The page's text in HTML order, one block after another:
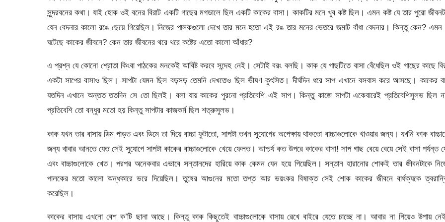
সুন্দরবনের কথা। যাই হোক ওই বনের বিরাট একটি গাছের মগডালে ছিল একটি কাকের বাসা। কাকটির মনে খুব কষ্ট ছিল। এমন কষ্ট যে তার পুরো
যেন বেদনার কালো রঙে ছেয়ে গিয়েছিল। নিজের পালকগুলো দেখে তার মনে হতো এই রঙ তার মনের ভেতরে জমাট বাঁধা বেদনার। কিন্তু কেন? এমন
ঘটেছে কাকের জীবনে? কেন তার জীবনের থরে থরে কষ্টের এতো কালো আঁধার?
এ প্রশ্ন যে কোনো শ্রোতা কিংবা পাঠকের মনকেই আবিষ্ট করবে সন্দেহ নেই। সেটাই বরং বলছি। কাক যে গাছটিতে বাসা বেঁধেছিল ওই গাছের কাছে
একটা সাপের বাসাও ছিল। সাপটা যেমন ছিল বড়সড় তেমনি দেখতেও ছিল ভীষণ কুৎসিত। দীর্ঘদিন ধরে সাপ এখানে বসবাস করে আসছে। কাকের
যতদিন এখানে অন্তত ততদিন সে তো ছিলই। বলা যায় কাকের পুরনো প্রতিবেশি এই সাপ। কিন্তু কাজে সাপটা একেবারেই প্রতিবেশিসুলভ ছিল
প্রতিবেশি তো বন্ধুর মতো হয় কিন্তু সাপটার কাজকর্ম ছিল শত্রুসুলভ।
কাক যখন তার বাসায় ডিম পাড়ত এবং ডিমে তা দিয়ে বাচ্চা ফুটাতো, সাপটা তখন সুযোগের অপেক্ষায় থাকতো বাচ্চাগুলোকে খাওয়ার জন্য। যখনি কাক
জন্য খাবার আনতে যেত সেই সুযোগে সাপটা কাকের বাচ্চাগুলোকে খেয়ে ফেলত। আশ্চর্য কত উপরে কাকের বাসা! সাপ গাছ বেয়ে বেয়ে সেই বাসা পর্যন্ত
এবং বাচ্চাগুলোকে খেত। পরপর অনেকবার এভাবে সন্তানদের হারিয়ে কাক কেমন যেন হয়ে গিয়েছিল। সন্তান হারানোর শোকই তার জীবনটাকে
পালকের মতো কালো অন্ধকারে ভরে দিয়েছিল। তুষের আগুনের মতো তপ্ত আর ভয়ংকর বিষাক্ত সেই শোক কাকের জীবনে বার্ধক্যকে
করেছিল।
কাকের বাসায় এখনো বেশ ক’টি ছানা আছে। কিন্তু কাক কিছুতেই বাচ্চাগুলোকে বাসায় রেখে বাইরে যেতে চাচ্ছে না। আবার না গিয়েও উপায়